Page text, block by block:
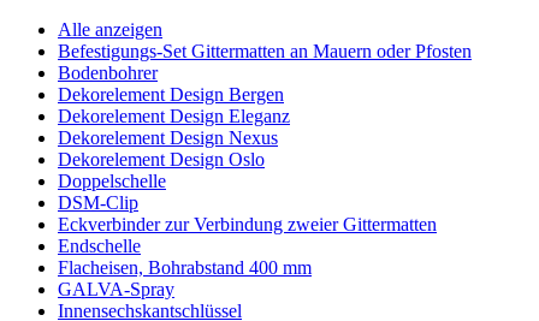
Alle anzeigen
Befestigungs-Set Gittermatten an Mauern oder Pfosten
Bodenbohrer
Dekorelement Design Bergen
Dekorelement Design Eleganz
Dekorelement Design Nexus
Dekorelement Design Oslo
Doppelschelle
DSM-Clip
Eckverbinder zur Verbindung zweier Gittermatten
Endschelle
Flacheisen, Bohrabstand 400 mm
GALVA-Spray
Innensechskantschlüssel